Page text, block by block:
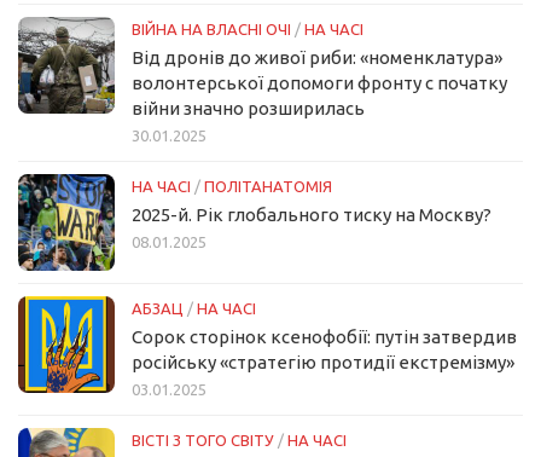
ВІЙНА НА ВЛАСНІ ОЧІ / НА ЧАСІ
Від дронів до живої риби: «номенклатура»
волонтерської допомоги фронту с початку
війни значно розширилась
30.01.2025
НА ЧАСІ / ПОЛІТАНАТОМІЯ
2025-й. Рік глобального тиску на Москву?
08.01.2025
АБЗАЦ / НА ЧАСІ
Сорок сторінок ксенофобії: путін затвердив
російську «стратегію протидії екстремізму»
03.01.2025
ВІСТІ З ТОГО СВІТУ / НА ЧАСІ